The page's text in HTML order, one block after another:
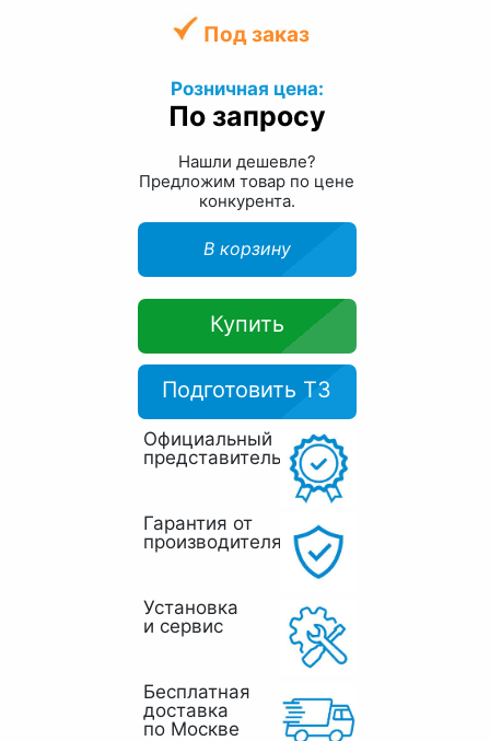
Под заказ
Розничная цена:
По запросу
Нашли дешевле?
Предложим товар по цене
конкурента.
В корзину
Купить
Подготовить ТЗ
Официальный
представитель
Гарантия от
производителя
Установка
и сервис
Бесплатная
доставка
по Москве